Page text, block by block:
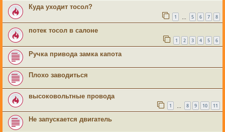
Куда уходит тосол?
1 5 6 7 8
потек тосол в салоне
1 2 3 4 5 6
Ручка привода замка капота
Плохо заводиться
высоковольтные провода
1 8 9 10 11
Не запускается двигатель